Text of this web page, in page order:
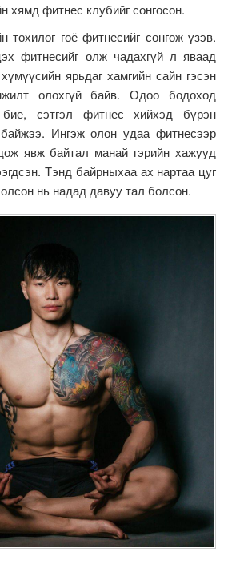
хямд фитнес клубийг сонгосон.
тохилог гоё фитнесийг сонгож үзэв.
фитнесийг олж чадахгүй л яваад
ярьдаг хамгийн сайн гэсэн
олохгүй байв. Одоо бодоход
сэтгэл фитнес хийхэд бүрэн
байжээ. Ингэж олон удаа фитнесээр
явж байтал манай гэрийн хажууд
Тэнд байрныхаа ах нартаа цуг
нь надад давуу тал болсон.